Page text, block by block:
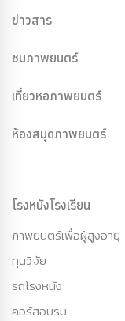
ข่าวสาร
ชมภาพยนตร์
เที่ยวหอภาพยนตร์
ห้องสมุดภาพยนตร์
โรงหนังโรงเรียน
ภาพยนตร์เพื่อผู้สูงอายุ
ทุนวิจัย
รถโรงหนัง
คอร์สอบรม